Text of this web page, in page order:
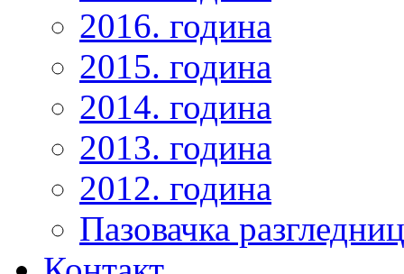
2016. година
2015. година
2014. година
2013. година
2012. година
Пазовачка